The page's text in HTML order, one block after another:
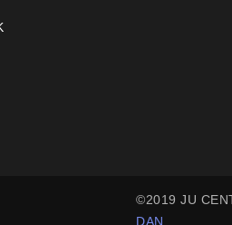
©2019 JU
DAN